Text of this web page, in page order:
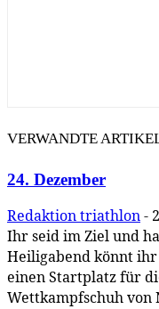
VERWANDTE
24. Dezember
Redaktion triathlon-
Ihr seid im Ziel und
Heiligabend könnt
einen Startplatz für
Wettkampfschuh von